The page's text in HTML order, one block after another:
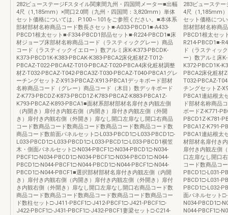
282ビューステージFスタイル関東間九州・四国間メーター■出幅
4尺（1,185mm）×間口2.0間（九州・四国間：3,820mm）単体
セット価格については、P.100～101をご参照ください。■本体系
部材部材名称商品コード数長さセット■-A033-PBCD1■-A433-
PBCD1根太セット■-F334-PBCD1部品セット■-R224-PBCD1■床
材ジョーブ床部材名称商品コード（ラスティックグレー）商品
コード（ラスティックイエロー）数アルミ床K-K373-PBCDK-
K373-PBCD1K-K383-PBCAK-K383-PBCA2床化粧材Z-T012-
PBCAZ-T022-PBCA4Z-T010-PBCAZ-T020-PBCA4床化粧材調整
材Z-T032-PBCAZ-T042-PBCA3Z-T030-PBCAZ-T040-PBCA1グレ
ーチングセットZ-X913-PBCAZ-X913-PBCA1デッキボード部材
名称商品コード（グレー）商品コード（木目）数デッキボード
Z-K773-PBCDZ-K873-PBCD1Z-K783-PBCAZ-K883-PBCA1Z-
K793-PBCAZ-K893-PBCA1■面材系部材部材名扉付き内観左側
（内開き）扉付き内観右側（内開き）扉付き内観左側（外開
き）扉付き内観右側（外開き）扉なし開口左扉なし開口右商品
コード数商品コード数商品コード数商品コード数商品コード数
商品コード数前面パネルセット□-L033-PBCD1□-L033-PBCD1□-
L033-PBCD1□-L033-PBCD1□-L033-PBCD1□-L033-PBCD1横笠
木・側面パネルセット□-N034-PBCF1□-N034-PBCD1□-N034-
PBCF1□-N034-PBCD1□-N034-PBCF1□-N034-PBCD1□-N044-
PBCD1□-N044-PBCF1□-N044-PBCD1□-N044-PBCF1□-N044-
PBCD1□-N044-PBCF1■選択部材部材名扉付き内観左側（内開
き）扉付き内観右側（内開き）扉付き内観左側（外開き）扉付
き内観右側（外開き）扉なし開口左扉なし開口右商品コード数
商品コード数商品コード数商品コード数商品コード数商品コー
ド数柱セット□-J411-PBCF1□-J412-PBCF1□-J421-PBCF1□-
J422-PBCF1□-J431-PBCF1□-J432-PBCF1妻梁セット□-C214-
283ビューステ
4尺（1,185mm
セット価格につ
部材部材名称商
PBCD1根太セッ
R214-PBCD1■-
ド（ラスティッ
ー）数アルミ床
K372-PBCD1K-
PBCA2床化粧材
T032-PBCAZ-
チングセットZ-
PBCA1連結根太
ド部材名称商品
ボードZ-K771-
PBCD1Z-K781-
PBCA1Z-K791-
PBCA1連結根太
材部材名扉付き
扉付き内観左側
口左扉なし開口
コード数商品コ
PBCD1□-L031-
PBCD1□-L031-
PBCD1□-L032-
面パネルセット
N034-PBCD1□-
N044-PBCF1□-